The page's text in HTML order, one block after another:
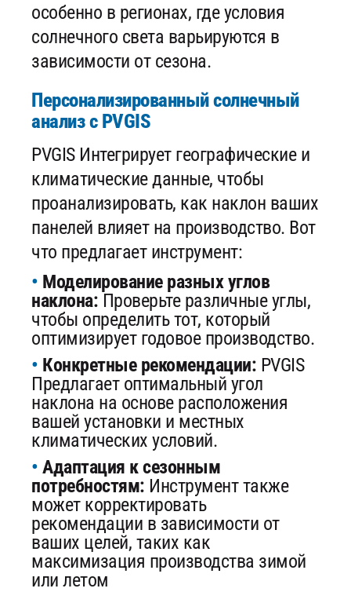
особенно в регионах, где условия
солнечного света варьируются в
зависимости от сезона.
Персонализированный солнечный
анализ с PVGIS
PVGIS Интегрирует географические и
климатические данные, чтобы
проанализировать, как наклон ваших
панелей влияет на производство. Вот
что предлагает инструмент:
Моделирование разных углов
наклона: Проверьте различные углы,
чтобы определить тот, который
оптимизирует годовое производство.
Конкретные рекомендации: PVGIS
Предлагает оптимальный угол
наклона на основе расположения
вашей установки и местных
климатических условий.
Адаптация к сезонным
потребностям: Инструмент также
может корректировать
рекомендации в зависимости от
ваших целей, таких как
максимизация производства зимой
или летом